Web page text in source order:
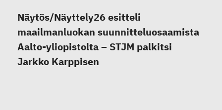
Näytös/Näyttely26 esitteli
maailmanluokan suunnitteluosaamista
Aalto-yliopistolta – STJM palkitsi
Jarkko Karppisen